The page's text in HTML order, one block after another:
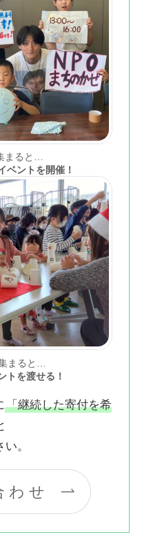
まると…
ベントを開催！
まると…
トを渡せる！
「継続した寄付を希
。
わ せ